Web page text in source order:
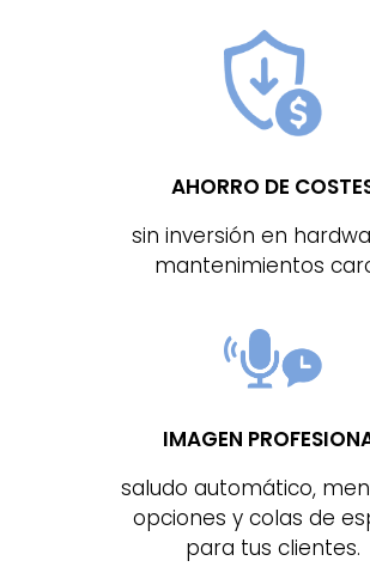
AHORRO DE
sin inversión en
mantenimientos
IMAGEN
saludo automático,
opciones y colas de
para tus clientes.